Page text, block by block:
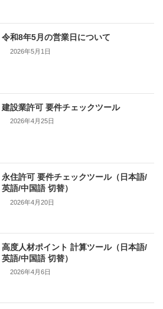
令和8年5月の営業日について
2026年5月1日
建設業許可 要件チェックツール
2026年4月25日
永住許可 要件チェックツール（日本語/
英語/中国語 切替）
2026年4月20日
高度人材ポイント 計算ツール（日本語/
英語/中国語 切替）
2026年4月6日